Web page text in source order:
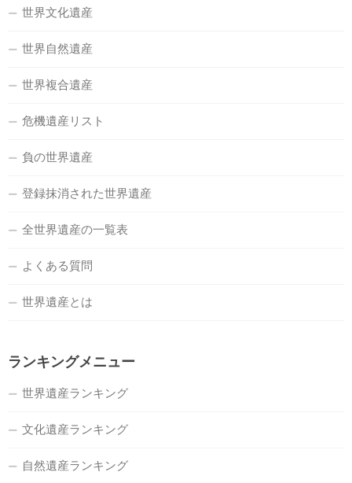
世界文化遺産
世界自然遺産
世界複合遺産
危機遺産リスト
負の世界遺産
登録抹消された世界遺産
全世界遺産の一覧表
よくある質問
世界遺産とは
ランキングメニュー
世界遺産ランキング
文化遺産ランキング
自然遺産ランキング